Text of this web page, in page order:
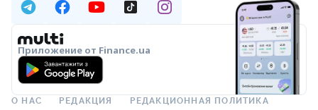
Приложение от Finance.ua
О НАС РЕДАКЦИЯ РЕДАКЦИОННАЯ ПОЛИТИКА